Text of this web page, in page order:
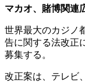
マカオ、賭博関連
世界最大のカジノ
告に関する法改正
募集する。
改正案は、テレビ